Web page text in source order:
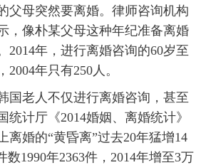
频 彩票 食品
信息化 数据
公益 军事
影 新华广播
新华电视英文 返回PC
父母突然要离婚。律师咨询机构
，像朴某父母这种年纪准备离婚
2014年，进行离婚咨询的60岁至
2004年只有250人。
老人不仅进行离婚咨询，甚至
统计厅《2014婚姻、离婚统计》
离婚的“黄昏离”过去20年猛增14
数1990年2363件，2014年增至3万